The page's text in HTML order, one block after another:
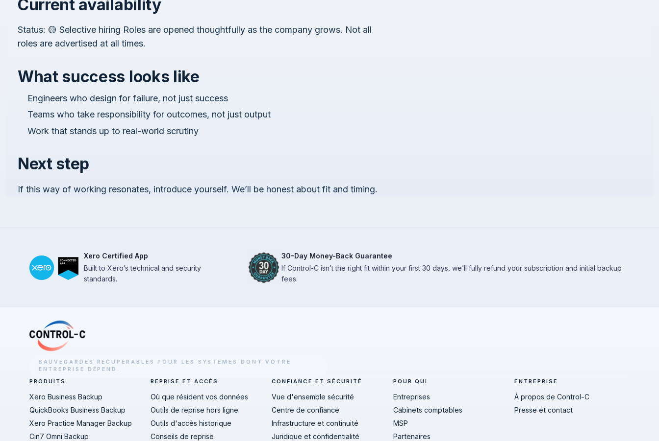
Current availability
Status: 🟡 Selective hiring Roles are opened thoughtfully as the company grows. Not all
roles are advertised at all times.
What success looks like
Engineers who design for failure, not just success
Teams who take responsibility for outcomes, not just output
Work that stands up to real-world scrutiny
Next step
If this way of working resonates, introduce yourself. We’ll be honest about fit and timing.
Xero Certified App
Built to Xero’s technical and security
standards.
30-Day Money-Back Guarantee
If Control-C isn’t the right fit within your first 30 days, we’ll fully refund your subscription and initial backup
fees.
SAUVEGARDES RÉCUPÉRABLES POUR LES SYSTÈMES DONT VOTRE
ENTREPRISE DÉPEND.
PRODUITS
Xero Business Backup
QuickBooks Business Backup
Xero Practice Manager Backup
Cin7 Omni Backup
REPRISE ET ACCÈS
Où que résident vos données
Outils de reprise hors ligne
Outils d'accès historique
Conseils de reprise
CONFIANCE ET SÉCURITÉ
Vue d'ensemble sécurité
Centre de confiance
Infrastructure et continuité
Juridique et confidentialité
POUR QUI
Entreprises
Cabinets comptables
MSP
Partenaires
ENTREPRISE
À propos de Control-C
Presse et contact